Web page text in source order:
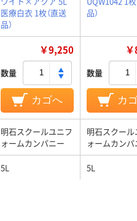
医療白衣 1枚（直送
品）
品）
￥9,250
数量
カゴへ
数量
カ
明石スクールユニフ
ォームカンパニー
明石スクー
ォームカンパ
5L 5L